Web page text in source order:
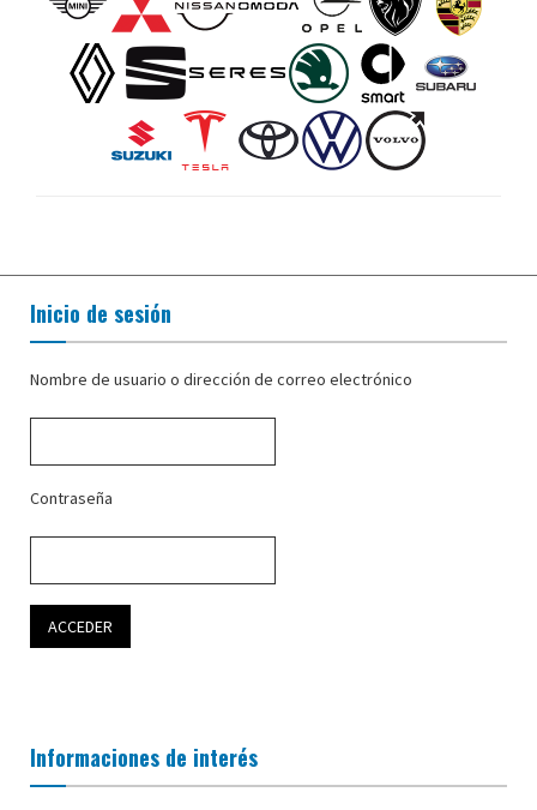
Inicio de sesión
Nombre de usuario o dirección de correo electrónico
Contraseña
Informaciones de interés